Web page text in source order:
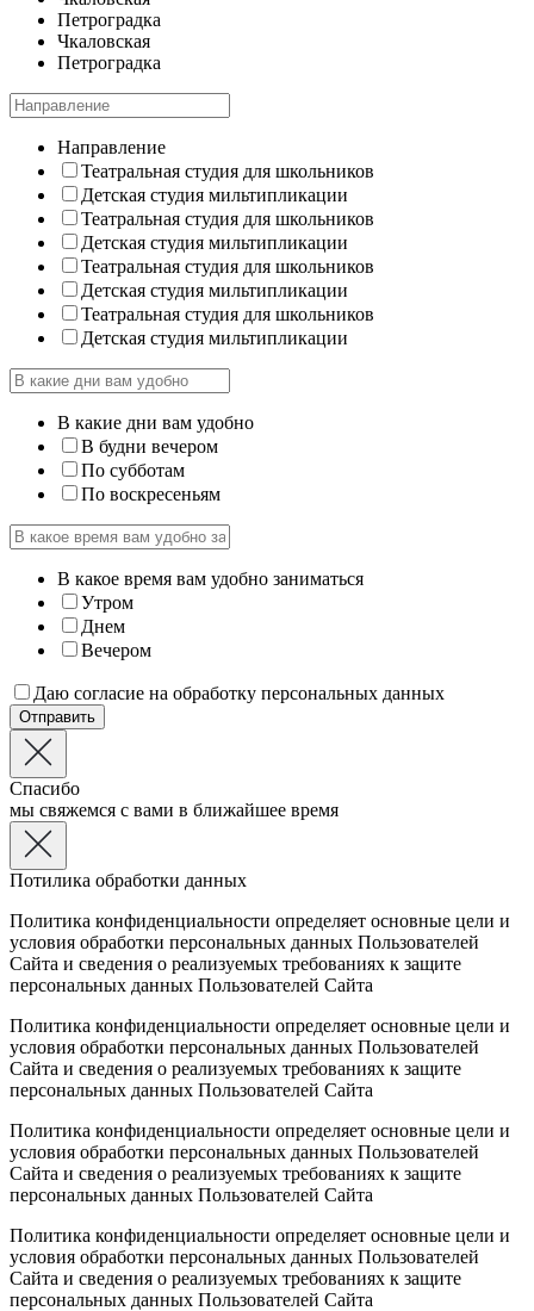
Петроградка
Чкаловская
Петроградка
Направление
Театральная студия для школьников
Детская студия мильтипликации
Театральная студия для школьников
Детская студия мильтипликации
Театральная студия для школьников
Детская студия мильтипликации
Театральная студия для школьников
Детская студия мильтипликации
В какие дни вам удобно
В будни вечером
По субботам
По воскресеньям
В какое время вам удобно заниматься
Утром
Днем
Вечером
Даю согласие на обработку персональных данных
Отправить
Спасибо
мы свяжемся с вами в ближайшее время
Потилика обработки данных
Политика конфиденциальности определяет основные цели и
условия обработки персональных данных Пользователей
Сайта и сведения о реализуемых требованиях к защите
персональных данных Пользователей Сайта
Политика конфиденциальности определяет основные цели и
условия обработки персональных данных Пользователей
Сайта и сведения о реализуемых требованиях к защите
персональных данных Пользователей Сайта
Политика конфиденциальности определяет основные цели и
условия обработки персональных данных Пользователей
Сайта и сведения о реализуемых требованиях к защите
персональных данных Пользователей Сайта
Политика конфиденциальности определяет основные цели и
условия обработки персональных данных Пользователей
Сайта и сведения о реализуемых требованиях к защите
персональных данных Пользователей Сайта